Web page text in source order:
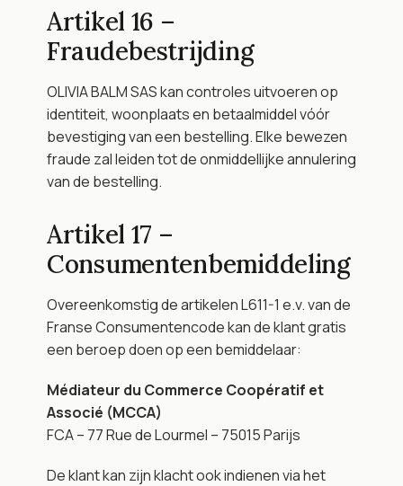
Artikel 16 –
Fraudebestrijding
OLIVIA BALM SAS kan controles uitvoeren op
identiteit, woonplaats en betaalmiddel vóór
bevestiging van een bestelling. Elke bewezen
fraude zal leiden tot de onmiddellijke annulering
van de bestelling.
Artikel 17 –
Consumentenbemiddeling
Overeenkomstig de artikelen L611-1 e.v. van de
Franse Consumentencode kan de klant gratis
een beroep doen op een bemiddelaar:
Médiateur du Commerce Coopératif et
Associé (MCCA)
FCA – 77 Rue de Lourmel – 75015 Parijs
De klant kan zijn klacht ook indienen via het